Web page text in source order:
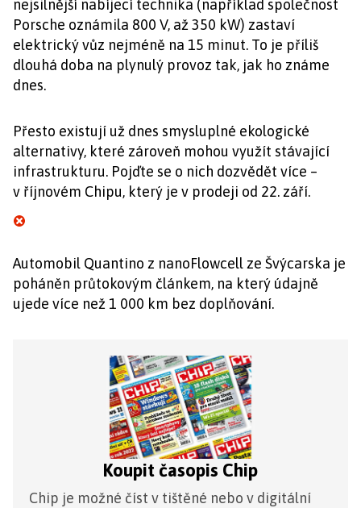
nejsilnější nabíjecí technika (například společnost
Porsche oznámila 800 V, až 350 kW) zastaví
elektrický vůz nejméně na 15 minut. To je příliš
dlouhá doba na plynulý provoz tak, jak ho známe
dnes.
Přesto existují už dnes smysluplné ekologické
alternativy, které zároveň mohou využít stávající
infrastrukturu. Pojďte se o nich dozvědět více –
v říjnovém Chipu, který je v prodeji od 22. září.
Automobil Quantino z nanoFlowcell ze Švýcarska je
poháněn průtokovým článkem, na který údajně
ujede více než 1 000 km bez doplňování.
Koupit časopis Chip
Chip je možné číst v tištěné nebo v digitální